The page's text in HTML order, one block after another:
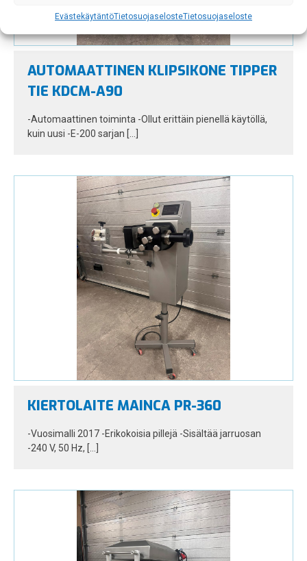
EvästekäytäntöTietosuojaselosteTietosuojaseloste
AUTOMAATTINEN KLIPSIKONE TIPPER
TIE KDCM-A90
-Automaattinen toiminta -Ollut erittäin pienellä käytöllä,
kuin uusi -E-200 sarjan […]
KIERTOLAITE MAINCA PR-360
-Vuosimalli 2017 -Erikokoisia pillejä -Sisältää jarruosan
-240 V, 50 Hz, […]